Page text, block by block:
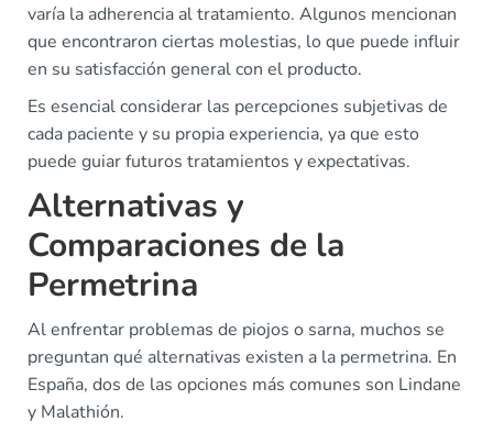
varía la adherencia al tratamiento. Algunos mencionan
que encontraron ciertas molestias, lo que puede influir
en su satisfacción general con el producto.
Es esencial considerar las percepciones subjetivas de
cada paciente y su propia experiencia, ya que esto
puede guiar futuros tratamientos y expectativas.
Alternativas y
Comparaciones de la
Permetrina
Al enfrentar problemas de piojos o sarna, muchos se
preguntan qué alternativas existen a la permetrina. En
España, dos de las opciones más comunes son Lindane
y Malathión.